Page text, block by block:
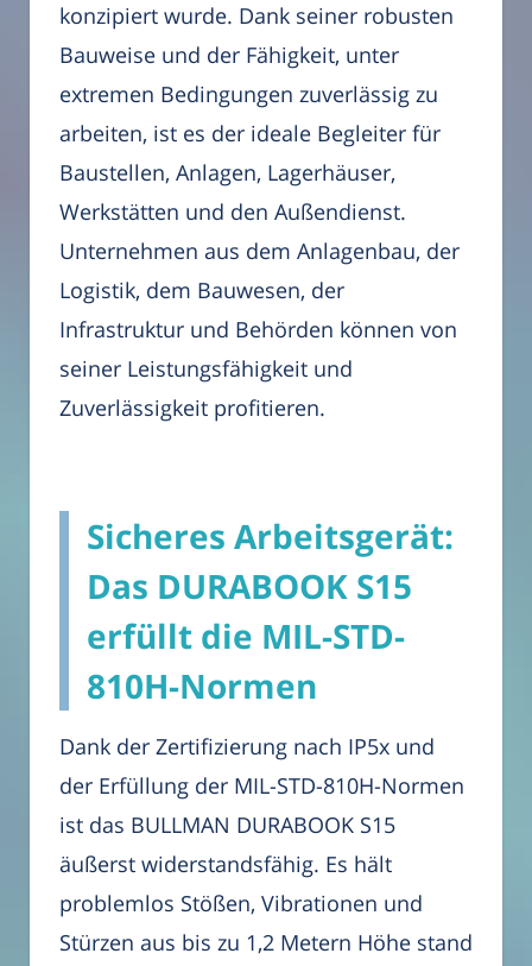
konzipiert wurde. Dank seiner robusten
Bauweise und der Fähigkeit, unter
extremen Bedingungen zuverlässig zu
arbeiten, ist es der ideale Begleiter für
Baustellen, Anlagen, Lagerhäuser,
Werkstätten und den Außendienst.
Unternehmen aus dem Anlagenbau, der
Logistik, dem Bauwesen, der
Infrastruktur und Behörden können von
seiner Leistungsfähigkeit und
Zuverlässigkeit profitieren.
Sicheres Arbeitsgerät:
Das DURABOOK S15
erfüllt die MIL-STD-
810H-Normen
Dank der Zertifizierung nach IP5x und
der Erfüllung der MIL-STD-810H-Normen
ist das BULLMAN DURABOOK S15
äußerst widerstandsfähig. Es hält
problemlos Stößen, Vibrationen und
Stürzen aus bis zu 1,2 Metern Höhe stand